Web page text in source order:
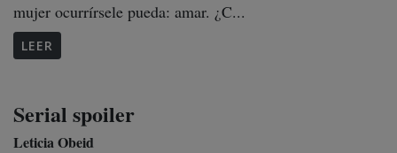
mujer ocurrírsele pueda: amar. ¿C...
LEER
Serial spoiler
Leticia Obeid